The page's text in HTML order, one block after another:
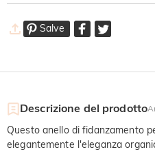
Salve
Descrizione del prodotto
Questo anello di fidanzamento
elegantemente l'eleganza